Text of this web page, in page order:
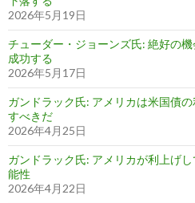
2026年5月19日
チューダー・ジョーンズ氏: 絶好の
成功する
2026年5月17日
ガンドラック氏: アメリカは米国債
すべきだ
2026年4月25日
ガンドラック氏: アメリカが利上げ
能性
2026年4月22日